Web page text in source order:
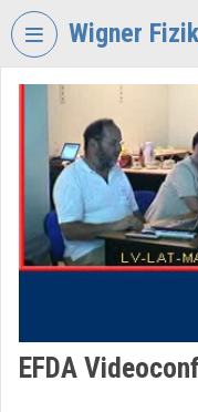
Fejléc kihagyása
Wigner
VIDEOTORIUM
WIGNER
FIZIKAI
KUTATÓKÖZPONT
Intézményi kezdőlap
EFDA